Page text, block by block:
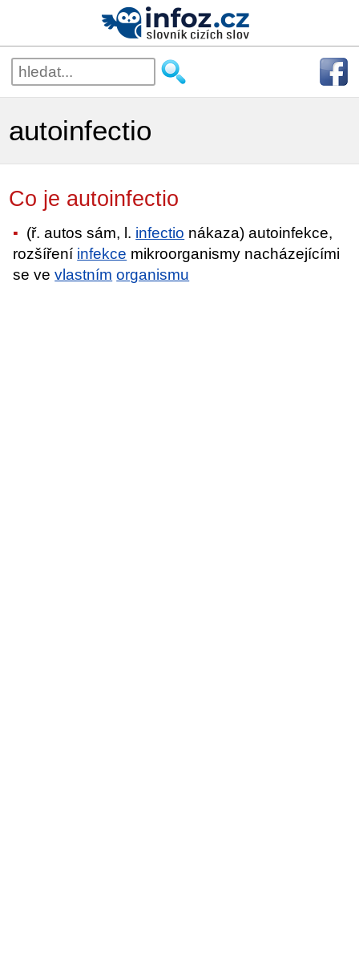
autoinfectio
Co je autoinfectio
(ř. autos sám, l. infectio nákaza) autoinfekce,
rozšíření infekce mikroorganismy nacházejícími
se vevlastním organismu